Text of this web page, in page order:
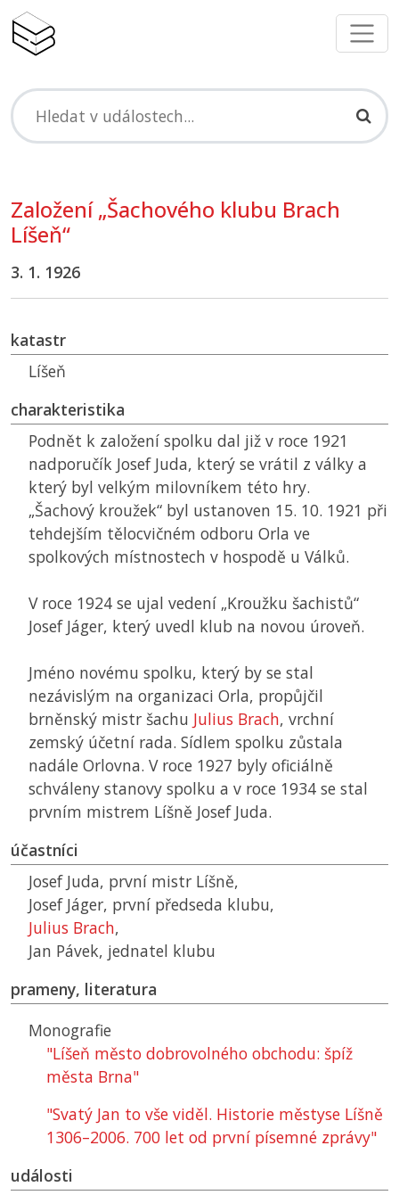
Založení „Šachového klubu Brach
Líšeň“
3. 1. 1926
katastr
Líšeň
charakteristika
Podnět k založení spolku dal již v roce 1921
nadporučík Josef Juda, který se vrátil z války a
který byl velkým milovníkem této hry.
„Šachový kroužek“ byl ustanoven 15. 10. 1921 při
tehdejším tělocvičném odboru Orla ve
spolkových místnostech v hospodě u Válků.
V roce 1924 se ujal vedení „Kroužku šachistů“
Josef Jáger, který uvedl klub na novou úroveň.
Jméno novému spolku, který by se stal
nezávislým na organizaci Orla, propůjčil
brněnský mistr šachu Julius Brach, vrchní
zemský účetní rada. Sídlem spolku zůstala
nadále Orlovna. V roce 1927 byly oficiálně
schváleny stanovy spolku a v roce 1934 se stal
prvním mistrem Líšně Josef Juda.
účastníci
Josef Juda, první mistr Líšně,
Josef Jáger, první předseda klubu,
Julius Brach,
Jan Pávek, jednatel klubu
prameny, literatura
Monografie
"Líšeň město dobrovolného obchodu: špíž
města Brna"
"Svatý Jan to vše viděl. Historie městyse Líšně
1306–2006. 700 let od první písemné zprávy"
události